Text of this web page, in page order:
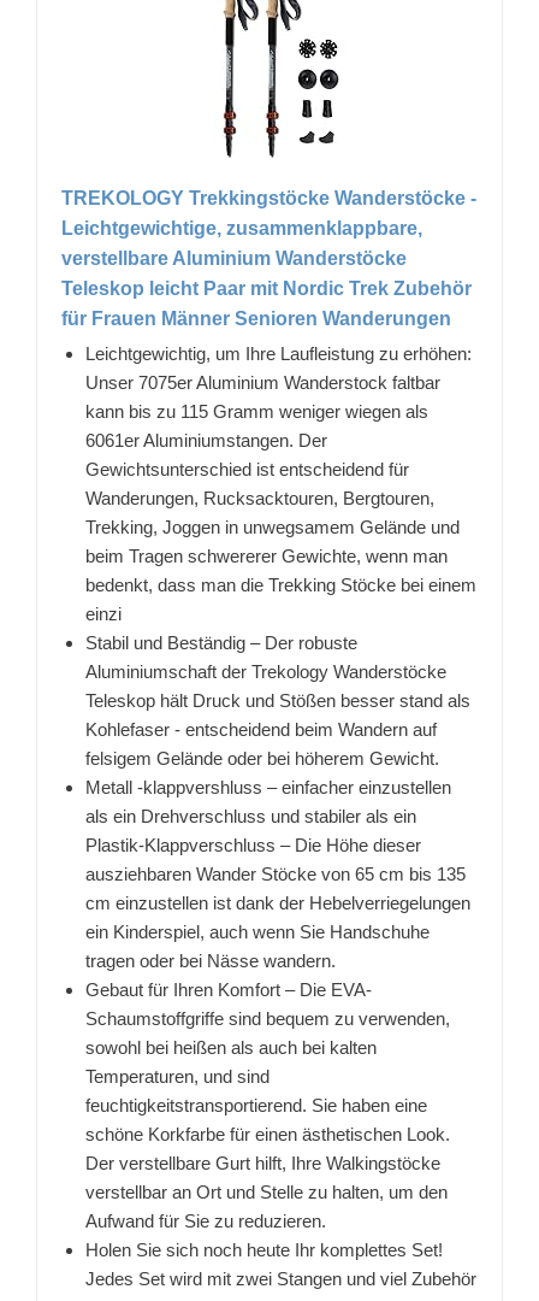
TREKOLOGY Trekkingstöcke Wanderstöcke -
Leichtgewichtige, zusammenklappbare,
verstellbare Aluminium Wanderstöcke
Teleskop leicht Paar mit Nordic Trek Zubehör
für Frauen Männer Senioren Wanderungen
Leichtgewichtig, um Ihre Laufleistung zu erhöhen:
Unser 7075er Aluminium Wanderstock faltbar
kann bis zu 115 Gramm weniger wiegen als
6061er Aluminiumstangen. Der
Gewichtsunterschied ist entscheidend für
Wanderungen, Rucksacktouren, Bergtouren,
Trekking, Joggen in unwegsamem Gelände und
beim Tragen schwererer Gewichte, wenn man
bedenkt, dass man die Trekking Stöcke bei einem
einzi
Stabil und Beständig – Der robuste
Aluminiumschaft der Trekology Wanderstöcke
Teleskop hält Druck und Stößen besser stand als
Kohlefaser - entscheidend beim Wandern auf
felsigem Gelände oder bei höherem Gewicht.
Metall -klappvershluss – einfacher einzustellen
als ein Drehverschluss und stabiler als ein
Plastik-Klappverschluss – Die Höhe dieser
ausziehbaren Wander Stöcke von 65 cm bis 135
cm einzustellen ist dank der Hebelverriegelungen
ein Kinderspiel, auch wenn Sie Handschuhe
tragen oder bei Nässe wandern.
Gebaut für Ihren Komfort – Die EVA-
Schaumstoffgriffe sind bequem zu verwenden,
sowohl bei heißen als auch bei kalten
Temperaturen, und sind
feuchtigkeitstransportierend. Sie haben eine
schöne Korkfarbe für einen ästhetischen Look.
Der verstellbare Gurt hilft, Ihre Walkingstöcke
verstellbar an Ort und Stelle zu halten, um den
Aufwand für Sie zu reduzieren.
Holen Sie sich noch heute Ihr komplettes Set!
Jedes Set wird mit zwei Stangen und viel Zubehör